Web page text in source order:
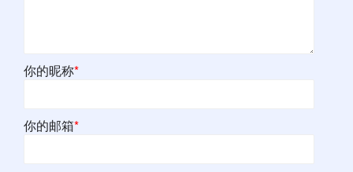
你的昵称*
你的邮箱*